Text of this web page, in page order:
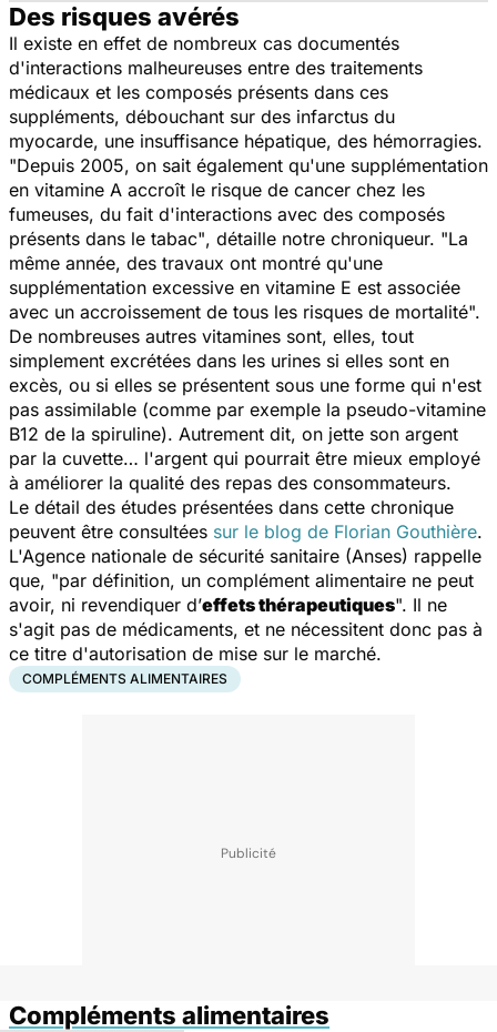
Des risques avérés
Il existe en effet de nombreux cas documentés
d'interactions malheureuses entre des traitements
médicaux et les composés présents dans ces
suppléments, débouchant sur des infarctus du
myocarde, une insuffisance hépatique, des hémorragies.
"Depuis 2005, on sait également qu'une supplémentation
en vitamine A accroît le risque de cancer chez les
fumeuses, du fait d'interactions avec des composés
présents dans le tabac", détaille notre chroniqueur. "La
même année, des travaux ont montré qu'une
supplémentation excessive en vitamine E est associée
avec un accroissement de tous les risques de mortalité".
De nombreuses autres vitamines sont, elles, tout
simplement excrétées dans les urines si elles sont en
excès, ou si elles se présentent sous une forme qui n'est
pas assimilable (comme par exemple la pseudo-vitamine
B12 de la spiruline). Autrement dit, on jette son argent
par la cuvette… l'argent qui pourrait être mieux employé
à améliorer la qualité des repas des consommateurs.
Le détail des études présentées dans cette chronique
peuvent être consultées sur le blog de Florian Gouthière.
L'Agence nationale de sécurité sanitaire (Anses) rappelle
que, "par définition, un complément alimentaire ne peut
avoir, ni revendiquer d’effets thérapeutiques". Il ne
s'agit pas de médicaments, et ne nécessitent donc pas à
ce titre d'autorisation de mise sur le marché.
COMPLÉMENTS ALIMENTAIRES
Compléments alimentaires